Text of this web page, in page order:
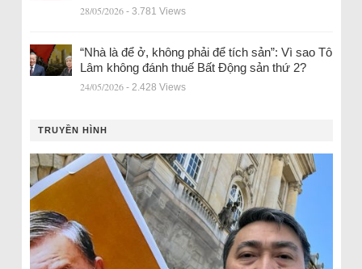
28/05/2026 - 3.781 Views
“Nhà là để ở, không phải để tích sản”: Vì sao Tô
Lâm không đánh thuế Bất Động sản thứ 2?
24/05/2026 - 2.428 Views
TRUYỀN HÌNH